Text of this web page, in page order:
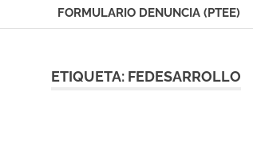
contenido
Gestoras
del
la
FORMULARIO DENUNCIA (PTEE)
ETIQUETA: FEDESARROLLO